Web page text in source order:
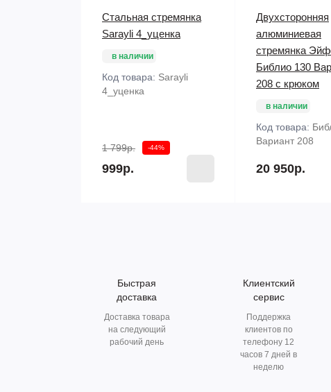
Стальная стремянка
Sarayli 4_уценка
в наличии
Код товара: Sarayli
4_уценка
1 799р. -44%
999р.
Двухсторонняя
алюминиевая
стремянка
Библио 130
208 с крюком
в наличии
Код товара:
Вариант 208
20 950р.
Быстрая
доставка
Доставка товара
на следующий
рабочий день
Клиентский
сервис
Поддержка
клиентов по
телефону 12
часов 7 дней в
неделю